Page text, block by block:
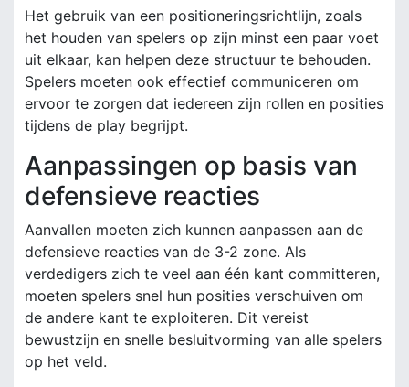
Het gebruik van een positioneringsrichtlijn, zoals
het houden van spelers op zijn minst een paar voet
uit elkaar, kan helpen deze structuur te behouden.
Spelers moeten ook effectief communiceren om
ervoor te zorgen dat iedereen zijn rollen en posities
tijdens de play begrijpt.
Aanpassingen op basis van
defensieve reacties
Aanvallen moeten zich kunnen aanpassen aan de
defensieve reacties van de 3-2 zone. Als
verdedigers zich te veel aan één kant committeren,
moeten spelers snel hun posities verschuiven om
de andere kant te exploiteren. Dit vereist
bewustzijn en snelle besluitvorming van alle spelers
op het veld.